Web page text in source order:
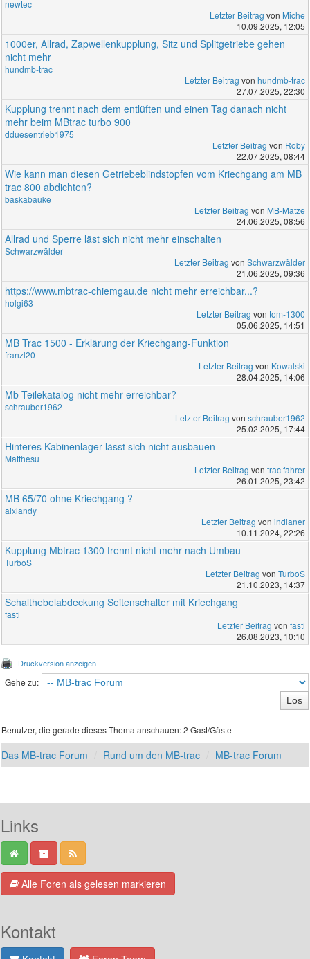
newtec
Letzter Beitrag von Miche
10.09.2025, 12:05
1000er, Allrad, Zapwellenkupplung, Sitz und Splitgetriebe gehen
nicht mehr
hundmb-trac
Letzter Beitrag von hundmb-trac
27.07.2025, 22:30
Kupplung trennt nach dem entlüften und einen Tag danach nicht
mehr beim MBtrac turbo 900
dduesentrieb1975
Letzter Beitrag von Roby
22.07.2025, 08:44
Wie kann man diesen Getriebeblindstopfen vom Kriechgang am MB
trac 800 abdichten?
baskabauke
Letzter Beitrag von MB-Matze
24.06.2025, 08:56
Allrad und Sperre läst sich nicht mehr einschalten
Schwarzwälder
Letzter Beitrag von Schwarzwälder
21.06.2025, 09:36
https://www.mbtrac-chiemgau.de nicht mehr erreichbar...?
holgi63
Letzter Beitrag von tom-1300
05.06.2025, 14:51
MB Trac 1500 - Erklärung der Kriechgang-Funktion
franzl20
Letzter Beitrag von Kowalski
28.04.2025, 14:06
Mb Teilekatalog nicht mehr erreichbar?
schrauber1962
Letzter Beitrag von schrauber1962
25.02.2025, 17:44
Hinteres Kabinenlager lässt sich nicht ausbauen
Matthesu
Letzter Beitrag von trac fahrer
26.01.2025, 23:42
MB 65/70 ohne Kriechgang ?
aixlandy
Letzter Beitrag von indianer
10.11.2024, 22:26
Kupplung Mbtrac 1300 trennt nicht mehr nach Umbau
TurboS
Letzter Beitrag von TurboS
21.10.2023, 14:37
Schalthebelabdeckung Seitenschalter mit Kriechgang
fasti
Letzter Beitrag von fasti
26.08.2023, 10:10
Druckversion anzeigen
Gehe zu:
Benutzer, die gerade dieses Thema anschauen: 2 Gast/Gäste
Das MB-trac Forum Rund um den MB-trac MB-trac Forum
Links
Alle Foren als gelesen markieren
Kontakt